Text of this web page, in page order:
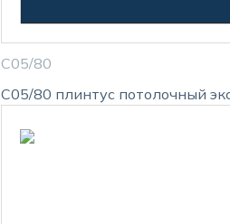
С05/80
С05/80 плинтус потолочный